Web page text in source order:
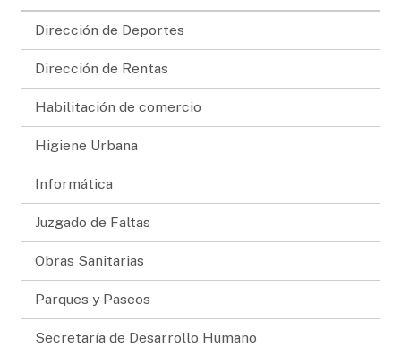
Dirección de Deportes
Dirección de Rentas
Habilitación de comercio
Higiene Urbana
Informática
Juzgado de Faltas
Obras Sanitarias
Parques y Paseos
Secretaría de Desarrollo Humano